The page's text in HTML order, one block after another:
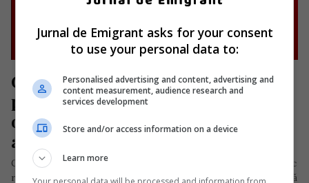
Germania a introdus toată România
pe lista zonelor de risc. Restricții și
obligații la intrarea pe teritoriul
acestei țări
Germania a adăugat România pe lista țărilor care prezintă risc
ridicat din cauza noului coronavirus, informează Reuters. Dacă
Jurnal de Emigrant asks for your consent
to use your personal data to:
Personalised advertising and content, advertising and
content measurement, audience research and
services development
Store and/or access information on a device
Learn more